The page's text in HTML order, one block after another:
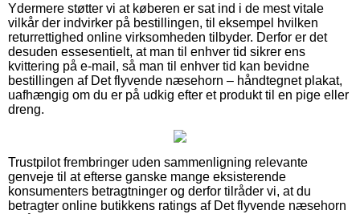
Ydermere støtter vi at køberen er sat ind i de mest vitale
vilkår der indvirker på bestillingen, til eksempel hvilken
returrettighed online virksomheden tilbyder. Derfor er det
desuden essesentielt, at man til enhver tid sikrer ens
kvittering på e-mail, så man til enhver tid kan bevidne
bestillingen af Det flyvende næsehorn – håndtegnet plakat,
uafhængig om du er på udkig efter et produkt til en pige eller
dreng.
Trustpilot frembringer uden sammenligning relevante
genveje til at efterse ganske mange eksisterende
konsumenters betragtninger og derfor tilråder vi, at du
betragter online butikkens ratings af Det flyvende næsehorn